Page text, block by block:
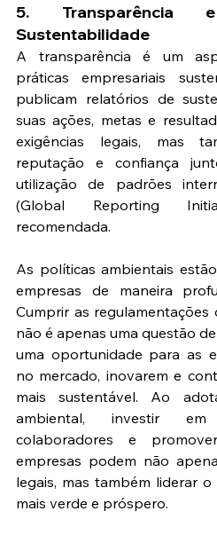
5. Transparência
Sustentabilidade
A transparência é um
práticas empresariais
publicam relatórios de
suas ações, metas e
exigências legais, mas
reputação e confiança
utilização de padrões
(Global Reporting
recomendada.
As políticas ambientais
empresas de maneira
Cumprir as regulamentações
não é apenas uma questão
uma oportunidade para as
no mercado, inovarem e
mais sustentável. Ao
ambiental, investir em
colaboradores e
empresas podem não
legais, mas também liderar
mais verde e próspero.